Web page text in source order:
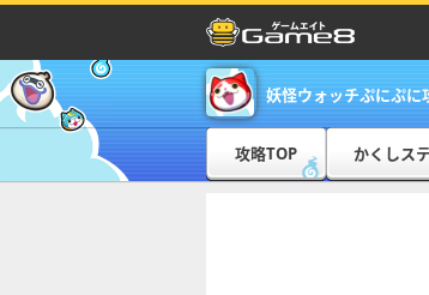
妖怪ウォッチぷにぷ
攻略TOP かくしス